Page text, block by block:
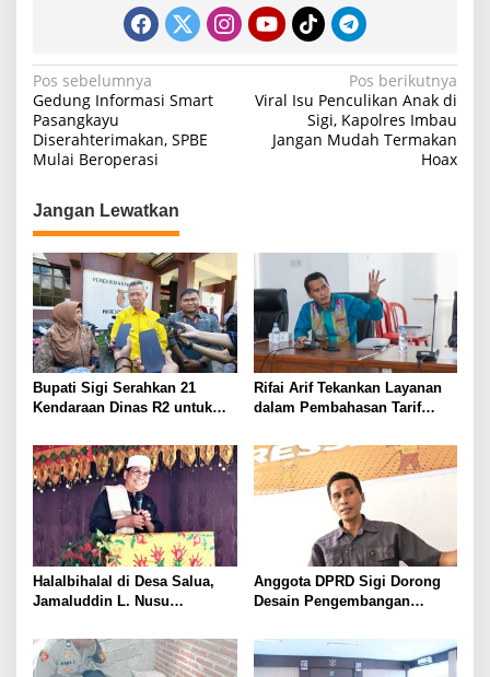
N
a
v
g
a
s
i
p
o
s
Pos sebelumnya
Gedung Informasi Smart
Pasangkayu
Diserahterimakan, SPBE
Mulai Beroperasi
Pos berikutnya
Viral Isu Penculikan Anak di
Sigi, Kapolres Imbau
Jangan Mudah Termakan
Hoax
Jangan Lewatkan
Bupati Sigi Serahkan 21
Kendaraan Dinas R2 untuk
Kulawi Raya
Rifai Arif Tekankan Layanan
dalam Pembahasan Tarif
Halalbihalal di Desa Salua,
Jamaluddin L. Nusu
dan Keikhlasan
Anggota DPRD Sigi Dorong
Desain Pengembangan